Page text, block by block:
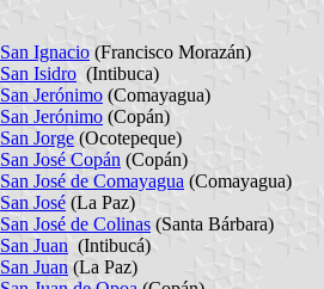
San Ignacio (Francisco Morazán)
San Isidro (Intibuca)
San Jerónimo (Comayagua)
San Jerónimo (Copán)
San Jorge (Ocotepeque)
San José Copán (Copán)
San José de Comayagua (Comayagua)
San José (La Paz)
San José de Colinas (Santa Bárbara)
San Juan (Intibucá)
San Juan (La Paz)